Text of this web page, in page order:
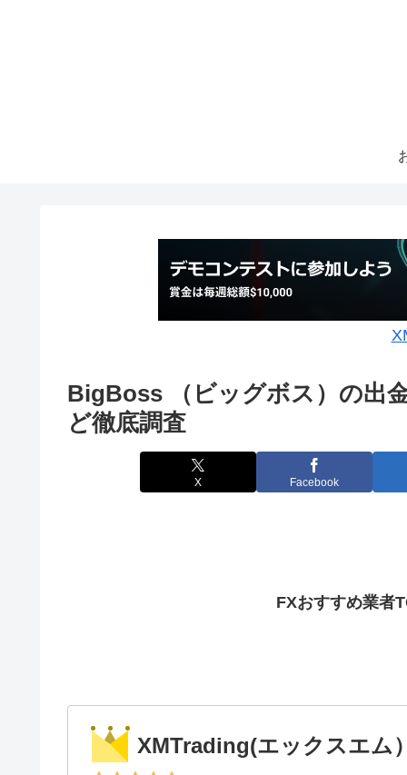
BigBoss （ビッグボス）の出
ど徹底調査
X Facebook
FXおすすめ業者
XMTrading(エックスエム